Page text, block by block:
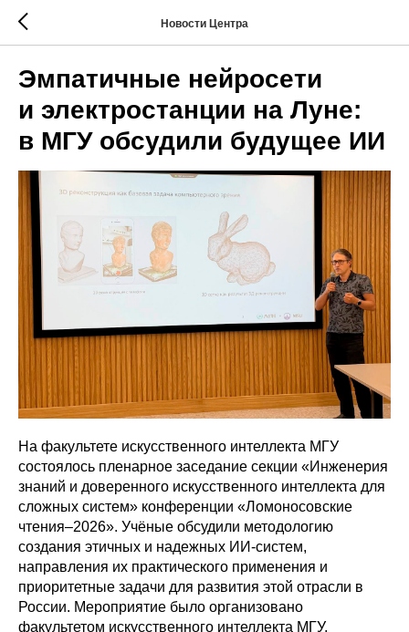
Новости Центра
Эмпатичные нейросети
и электростанции на Луне:
в МГУ обсудили будущее ИИ
На факультете искусственного интеллекта МГУ
состоялось пленарное заседание секции «Инженерия
знаний и доверенного искусственного интеллекта для
сложных систем» конференции «Ломоносовские
чтения–2026». Учёные обсудили методологию
создания этичных и надежных ИИ-систем,
направления их практического применения и
приоритетные задачи для развития этой отрасли в
России. Мероприятие было организовано
факультетом искусственного интеллекта МГУ,